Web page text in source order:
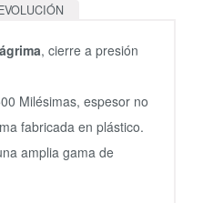
, cierre a presión
Milésimas, espesor no
fabricada en plástico.
amplia gama de